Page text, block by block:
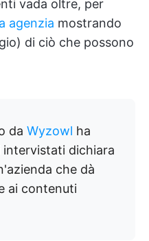
vada oltre, per
agenzia mostrando
di ciò che possono
da Wyzowl ha
intervistati dichiara
che dà
ai contenuti